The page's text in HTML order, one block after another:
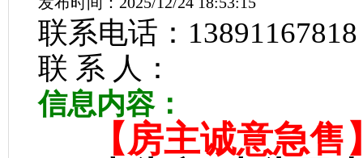
联系电话：13891167818
联 系 人：
信息内容：
【房主诚意急